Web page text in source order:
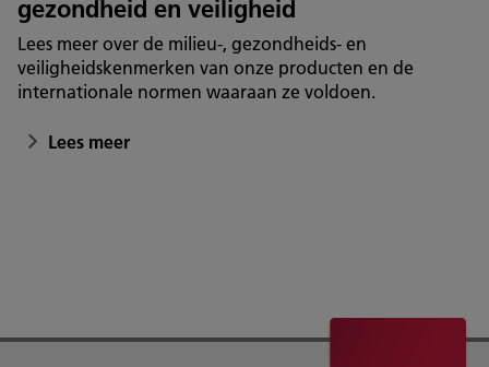
gezondheid en veiligheid
Lees meer over de milieu-, gezondheids- en
veiligheidskenmerken van onze producten en de
internationale normen waaraan ze voldoen.
Lees meer